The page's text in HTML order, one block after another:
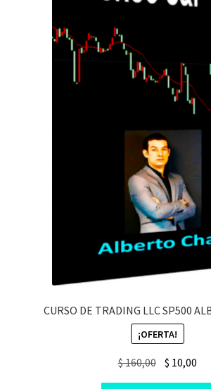
CURSO DE TRADING LLC SP500
¡OFERTA!
$160,00 Original
price
$ 10,00